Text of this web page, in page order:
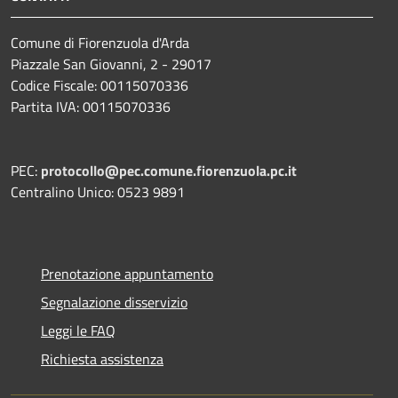
Comune di Fiorenzuola d'Arda
Piazzale San Giovanni, 2 - 29017
Codice Fiscale: 00115070336
Partita IVA: 00115070336
PEC: protocollo@pec.comune.fiorenzuola.pc.it
Centralino Unico: 0523 9891
Prenotazione appuntamento
Segnalazione disservizio
Leggi le FAQ
Richiesta assistenza